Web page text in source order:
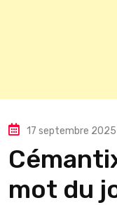
17 septembre 2025
mot du